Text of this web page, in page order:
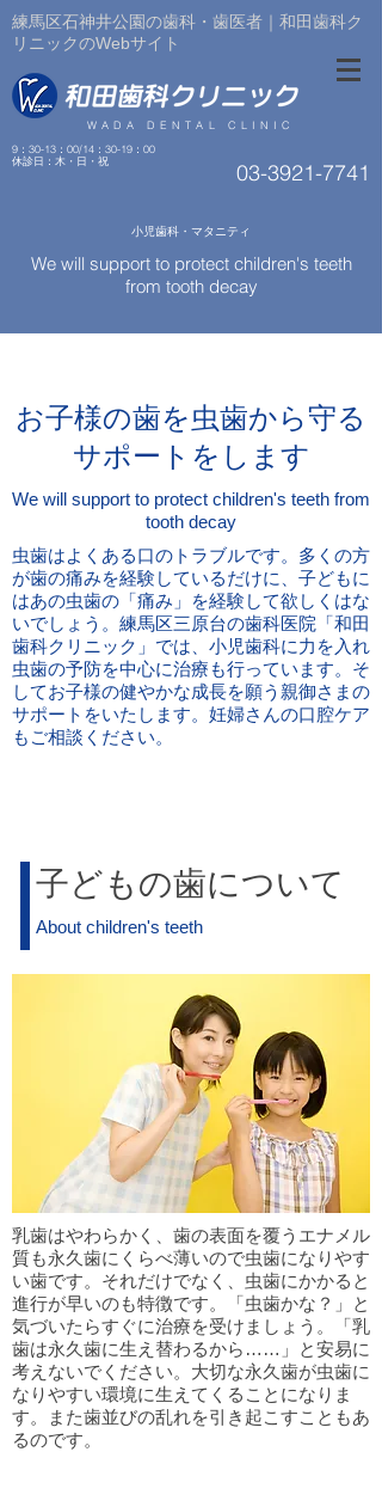
練馬区石神井公園の歯科・歯医者｜和田歯科ク
リニックのWebサイト
WADA DENTAL CLINIC
9：30-13：00/14：30-19：00
​休診日：木・日・祝
03-3921-7741
小児歯科・マタニティ
We will support to protect children's teeth
from tooth decay
お子様の歯を虫歯から守る
サポートをします
We will support to protect children's teeth from
tooth decay
虫歯はよくある口のトラブルです。多くの方
が歯の痛みを経験しているだけに、子どもに
はあの虫歯の「痛み」を経験して欲しくはな
いでしょう。練馬区三原台の歯科医院「和田
歯科クリニック」では、小児歯科に力を入れ
虫歯の予防を中心に治療も行っています。そ
してお子様の健やかな成長を願う親御さまの
サポートをいたします。妊婦さんの口腔ケア
もご相談ください。
子どもの歯について
About children's teeth
乳歯はやわらかく、歯の表面を覆うエナメル
質も永久歯にくらべ薄いので虫歯になりやす
い歯です。それだけでなく、虫歯にかかると
進行が早いのも特徴です。「虫歯かな？」と
気づいたらすぐに治療を受けましょう。「乳
歯は永久歯に生え替わるから……」と安易に
考えないでください。大切な永久歯が虫歯に
なりやすい環境に生えてくることになりま
す。また歯並びの乱れを引き起こすこともあ
るのです。